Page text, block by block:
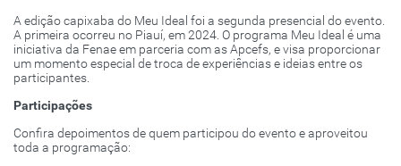
A edição capixaba do Meu Ideal foi a segunda presencial do evento.
A primeira ocorreu no Piauí, em 2024. O programa Meu Ideal é uma
iniciativa da Fenae em parceria com as Apcefs, e visa proporcionar
um momento especial de troca de experiências e ideias entre os
participantes.
Participações
Confira depoimentos de quem participou do evento e aproveitou
toda a programação: